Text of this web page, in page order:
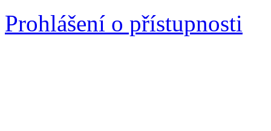
Prohlášení o přístupnosti